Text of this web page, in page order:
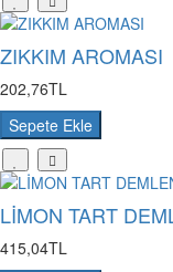
ZIKKIM AROMASI
202,76TL
Sepete Ekle
LİMON TART
415,04TL